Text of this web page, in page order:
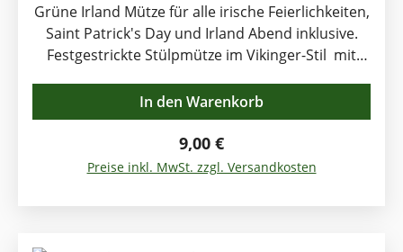
Grüne Irland Mütze für alle irische Feierlichkeiten,
Saint Patrick's Day und Irland Abend inklusive.
Festgestrickte Stülpmütze im Vikinger-Stil mit
Aus Kunstfaser gestrickt. Bedrucktes Ireland-Logo
und besticktes Kleeblatt-Logo.
Regulärer Preis:
9,00 €
Preise inkl. MwSt. zzgl. Versandkosten
In den Warenkorb